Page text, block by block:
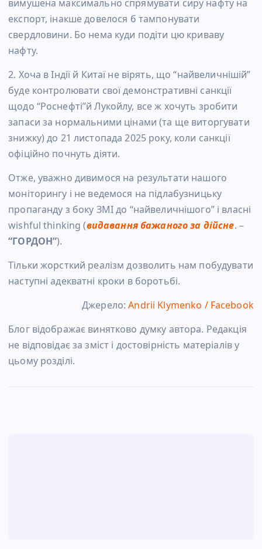
вимушена максимально спрямувати сиру нафту на
експорт, інакше довелося б тампонувати
свердловини. Бо нема куди подіти цю криваву
нафту.
2. Хоча в Індії й Китаї не вірять, що “найвеличнішій”
буде контролювати свої демонстративні санкції
щодо “Роснефті”й Лукойлу, все ж хочуть зробити
запаси за нормальними цінами (та ще виторгувати
знижку) до 21 листопада 2025 року, коли санкції
офіційно почнуть діяти.
Отже, уважно дивимося на результати нашого
моніторингу і не ведемося на підлабузницьку
пропаганду з боку ЗМІ до “найвеличнішого” і власні
wishful thinking (видавання бажаного за дійсне. –
“ГОРДОН”).
Тільки жорсткий реалізм дозволить нам побудувати
наступні адекватні кроки в боротьбі.
Джерело:Andrii Klymenko / Facebook
Блог відображає винятково думку автора. Редакція
не відповідає за зміст і достовірність матеріалів у
цьому розділі.